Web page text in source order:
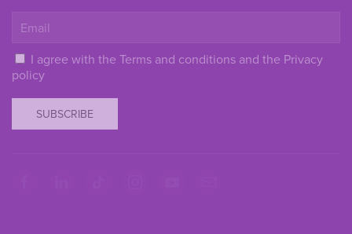
I agree with the Terms and conditions and the Privacy
policy
SUBSCRIBE